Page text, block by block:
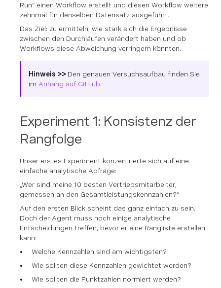
Run“ einen Workflow erstellt und diesen Workflow weitere
zehnmal für denselben Datensatz ausgeführt.
Das Ziel: zu ermitteln, wie stark sich die Ergebnisse
zwischen den Durchläufen verändert haben und ob
Workflows diese Abweichung verringern könnten.
Hinweis >> Den genauen Versuchsaufbau finden Sie
im Anhang auf GitHub.
Experiment 1: Konsistenz der
Rangfolge
Unser erstes Experiment konzentrierte sich auf eine
einfache analytische Abfrage:
„Wer sind meine 10 besten Vertriebsmitarbeiter,
gemessen an den Gesamtleistungskennzahlen?“
Auf den ersten Blick scheint das ganz einfach zu sein.
Doch der Agent muss noch einige analytische
Entscheidungen treffen, bevor er eine Rangliste erstellen
kann:
Welche Kennzahlen sind am wichtigsten?
Wie sollten diese Kennzahlen gewichtet werden?
Wie sollten die Punktzahlen normiert werden?